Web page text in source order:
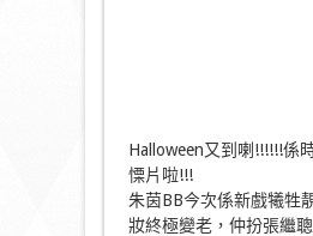
Halloween又到喇!!!!!!係
慄片啦!!!
朱茵BB今次係新戲犧牲
妝終極變老，仲扮張繼